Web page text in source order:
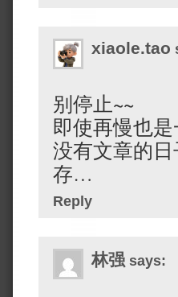
xiaole.tao
别停止~~
即使再慢也
没有文章的
存…
Reply
林强 says: